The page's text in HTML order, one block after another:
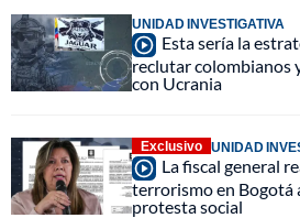
UNIDAD INVESTIGATIVA
Esta sería la
reclutar colombianos
con Ucrania
Exclusivo UNIDAD
La fiscal general
terrorismo en Bogotá
protesta social